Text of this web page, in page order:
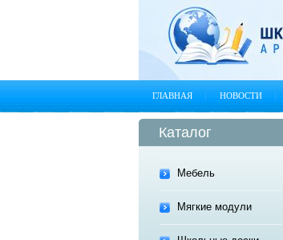
ГЛАВНАЯ НОВОСТИ
Каталог
Мебель
Мягкие модули